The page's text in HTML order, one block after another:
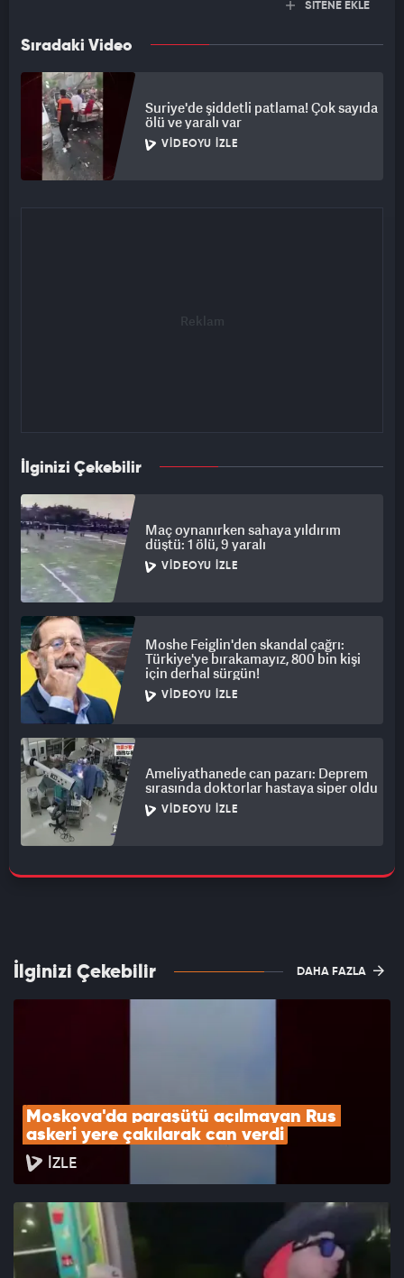
SİTENE EKLE
Sıradaki Video
Suriye'de şiddetli patlama! Çok sayıda
ölü ve yaralı var
VIDEOYU İZLE
İlginizi Çekebilir
Maç oynanırken sahaya yıldırım
düştü: 1 ölü, 9 yaralı
VIDEOYU İZLE
Moshe Feiglin'den skandal çağrı:
Türkiye'ye bırakamayız, 800 bin kişi
için derhal sürgün!
VIDEOYU İZLE
Ameliyathanede can pazarı: Deprem
sırasında doktorlar hastaya siper oldu
VIDEOYU İZLE
İlginizi Çekebilir DAHA FAZLA
Moskova'da paraşütü açılmayan Rus
askeri yere çakılarak can verdi
İZLE